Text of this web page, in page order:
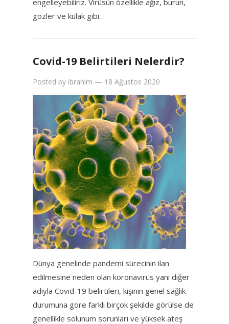
engelleyebiliriz. Virüsün özellikle ağız, burun,
gözler ve kulak gibi…
Covid-19 Belirtileri Nelerdir?
Posted by ibrahim — 18 Ağustos 2020
Dünya genelinde pandemi sürecinin ilan
edilmesine neden olan koronavirüs yani diğer
adıyla Covid-19 belirtileri, kişinin genel sağlık
durumuna göre farklı birçok şekilde görülse de
genellikle solunum sorunları ve yüksek ateş